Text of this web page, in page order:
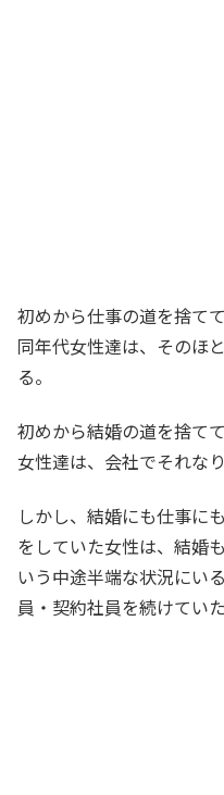
初めから仕事の道を捨て
同年代女性達は、そのほ
る。
初めから結婚の道を捨て
女性達は、会社でそれな
しかし、結婚にも仕事に
をしていた女性は、結婚
いう中途半端な状況にい
員・契約社員を続けてい